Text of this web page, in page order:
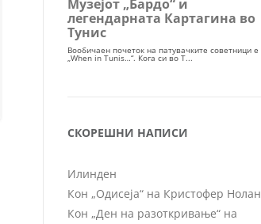
СКОРЕШНИ НАПИСИ
Илинден
Кон „Одисеја“ на Кристофер Нолан
Кон „Ден на разоткривање“ на